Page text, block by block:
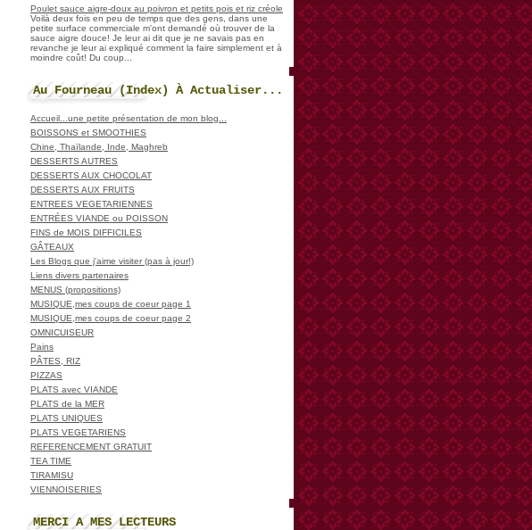
Poulet sauce aigre-doux au poivron et petits pois et riz créole
Voilà deux fois en peu de temps que des gens, dans une
petite surface commerciale m'ont demandé où trouver de la
sauce aigre douce! Je leur ai dit que je ne savais pas en
revanche je leur ai expliqué comment la faire simplement et à
moindre coût! Du coup...
Au Fourneau (Index) À Actualiser...
Accueil...une petite présentation de mon blog...
BOISSONS et SMOOTHIES
Chine, Thaïlande, Inde, Maghreb
DESSERTS AUTRES
DESSERTS AUX CHOCOLAT
DESSERTS AUX FRUITS
ENTREES VEGETARIENNES
ENTRÉES VIANDE ou POISSON
FINS de MOIS DIFFICILES
GÂTEAUX
Les Blogs que j'aime visiter (pas à jour!)
Liens divers partenaires
MENUS (propositions)
MUSIQUE,mes coups de coeur page 1
MUSIQUE,mes coups de coeur page 2
OMNICUISEUR
Pains
PÂTES, RIZ
PIZZAS
PLATS avec VIANDE
PLATS de la MER
PLATS UNIQUES
PLATS VEGETARIENS
REFERENCEMENT GRATUIT
TEA TIME
TIRAMISU
VIENNOISERIES
MERCI A MES LECTEURS